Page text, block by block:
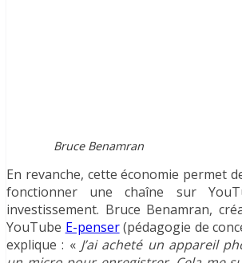
Bruce Benamran
En revanche, cette économie permet
fonctionner une chaîne sur
investissement. Bruce Benamran,
YouTube E-penser(pédagogie de
explique : « J’ai acheté un appareil